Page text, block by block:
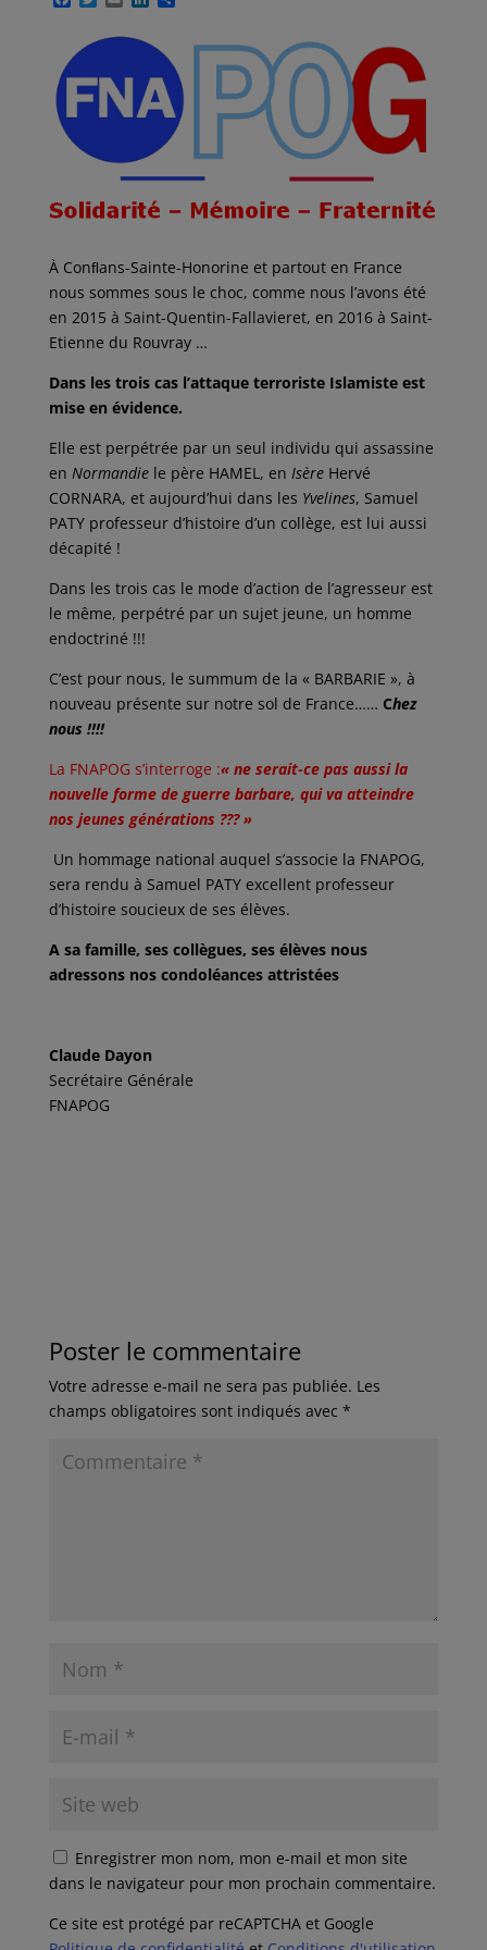
e
b
o
o
k
i
e
r
a
k
d
I
a
g
e
r
À Conﬂans-Sainte-Honorine et partout en France
nous sommes sous le choc, comme nous l’avons été
en 2015 à Saint-Quentin-Fallavieret, en 2016 à Saint-
Etienne du Rouvray …
Dans les trois cas l’attaque terroriste Islamiste est
mise en évidence.
Elle est perpétrée par un seul individu qui assassine
en Normandie le père HAMEL, en Isère Hervé
CORNARA, et aujourd’hui dans les Yvelines, Samuel
PATY professeur d’histoire d’un collège, est lui aussi
décapité !
Dans les trois cas le mode d’action de l’agresseur est
le même, perpétré par un sujet jeune, un homme
endoctriné !!!
C’est pour nous, le summum de la « BARBARIE », à
nouveau présente sur notre sol de France…… Chez
nous !!!!
La FNAPOG s’interroge :« ne serait-ce pas aussi la
nouvelle forme de guerre barbare, qui va atteindre
nos jeunes générations ??? »
Un hommage national auquel s’associe la FNAPOG,
sera rendu à Samuel PATY excellent professeur
d’histoire soucieux de ses élèves.
A sa famille, ses collègues, ses élèves nous
adressons nos condoléances attristées
Claude Dayon
Secrétaire Générale
FNAPOG
Poster le commentaire
Votre adresse e-mail ne sera pas publiée. Les
champs obligatoires sont indiqués avec *
Enregistrer mon nom, mon e-mail et mon site
dans le navigateur pour mon prochain commentaire.
Ce site est protégé par reCAPTCHA et Google